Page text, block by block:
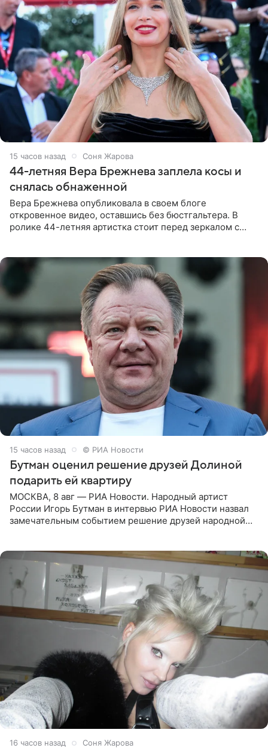
15 часов назад Соня Жарова
44-летняя Вера Брежнева заплела косы и
снялась обнаженной
Вера Брежнева опубликовала в своем блоге
откровенное видео, оставшись без бюстгальтера. В
ролике 44-летняя артистка стоит перед зеркалом с
15 часов назад © РИА Новости
Бутман оценил решение друзей Долиной
подарить ей квартиру
МОСКВА, 8 авг — РИА Новости. Народный артист
России Игорь Бутман в интервью РИА Новости назвал
замечательным событием решение друзей народной
16 часов назад Соня Жарова